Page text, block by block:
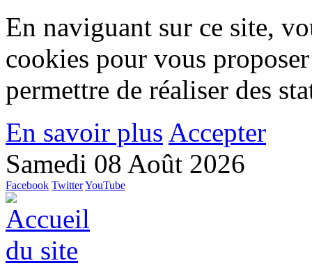
En naviguant sur ce site,
cookies pour vous
permettre de réaliser des
En savoir plus Accepter
Samedi 08 Août 2026
Facebook TwitterYouTube